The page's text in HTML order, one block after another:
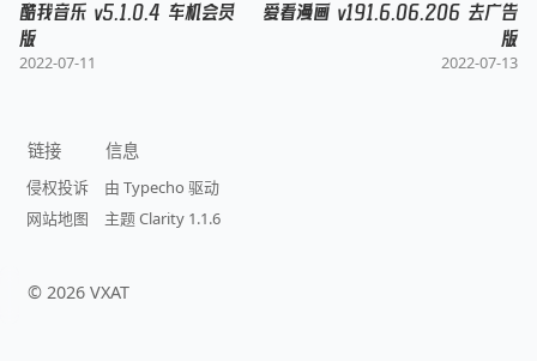
酷我音乐 v5.1.0.4 车机会员
版
2022-07-11
爱看漫画 v191.6.06.206 去广告
版
2022-07-13
链接
侵权投诉
网站地图
信息
由 Typecho 驱动
主题 Clarity 1.1.6
©2026 VXAT